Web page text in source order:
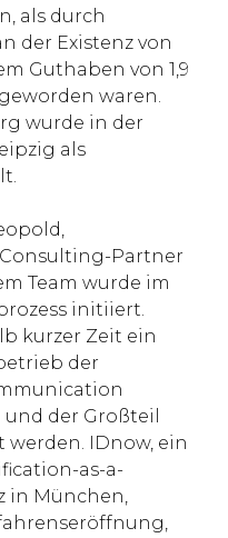
als durch
der Existenz von
Guthaben von 1,9
waren.
wurde in der
als
Partner
Team wurde im
initiiert.
kurzer Zeit ein
der
der Großteil
IDnow, ein
as-a-
in München,